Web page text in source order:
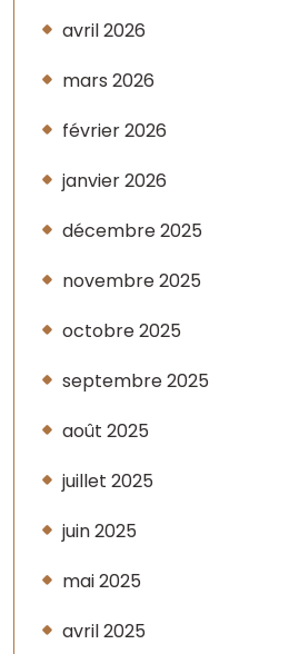
avril 2026
mars 2026
février 2026
janvier 2026
décembre 2025
novembre 2025
octobre 2025
septembre 2025
août 2025
juillet 2025
juin 2025
mai 2025
avril 2025